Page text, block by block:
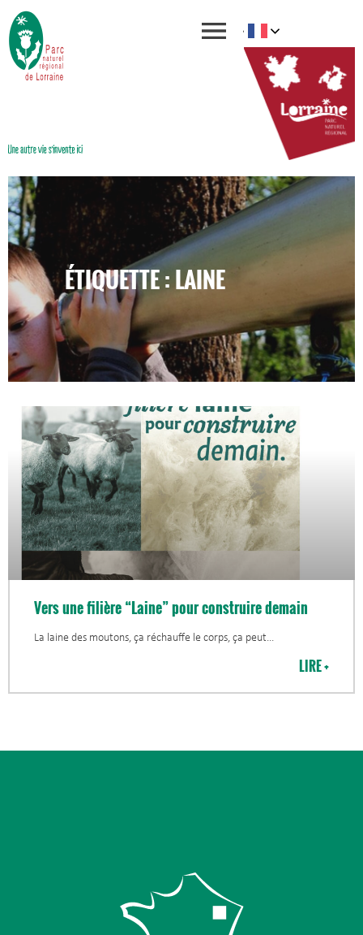
ÉTIQUETTE : LAINE
Vers une filière “Laine” pour construire demain
La laine des moutons, ça réchauffe le corps, ça peut
LIRE +